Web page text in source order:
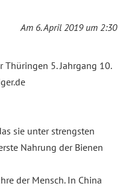
Am 6. April 2019 um 2:30
Thüringen 5. Jahrgang 10.
sie unter strengsten
Nahrung der Bienen
der Mensch. In China